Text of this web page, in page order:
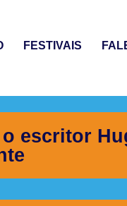
FESTIVAIS
escritor